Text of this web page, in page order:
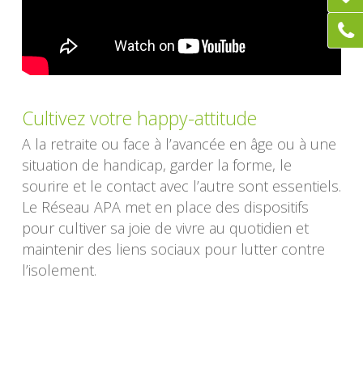
Cultivez votre happy-attitude
A la retraite ou face à l’avancée en âge ou à une
situation de handicap, garder la forme, le
sourire et le contact avec l’autre sont essentiels.
Le Réseau APA met en place des dispositifs
pour cultiver sa joie de vivre au quotidien et
maintenir des liens sociaux pour lutter contre
l’isolement.